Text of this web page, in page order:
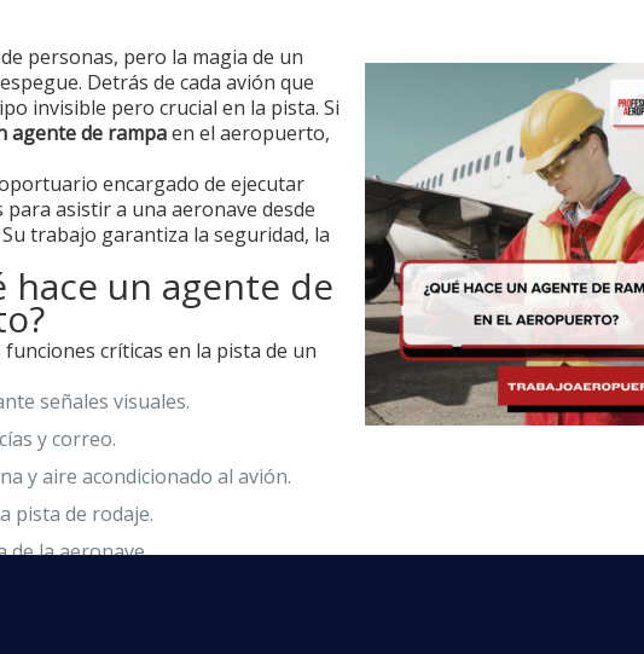
personas, pero la magia de un
Detrás de cada avión que
invisible pero crucial en la pista. Si
agente de rampaen el aeropuerto,
encargado de ejecutar
asistir a una aeronave desde
trabajo garantiza la seguridad, la
hace un agente de
críticas en la pista de un
señales visuales.
y correo.
y aire acondicionado al avión.
pista de rodaje.
de la aeronave.
un agente de rampa